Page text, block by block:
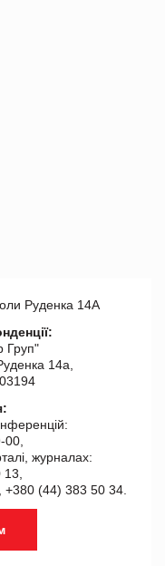
Руденка 14А
Груп"
14а,
журналах:
+380 (44) 383 50 34.